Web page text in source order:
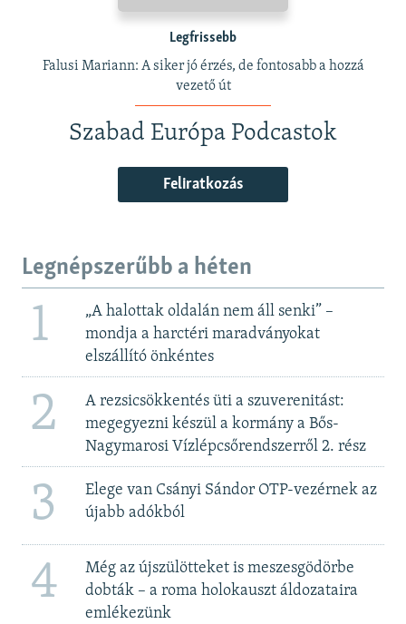
Legfrissebb
Falusi Mariann: A siker jó érzés, de fontosabb a hozzá
vezető út
Szabad Európa Podcastok
Feliratkozás
Legnépszerűbb a héten
1
„A halottak oldalán nem áll senki” –
mondja a harctéri maradványokat
elszállító önkéntes
2
A rezsicsökkentés üti a szuverenitást:
megegyezni készül a kormány a Bős-
Nagymarosi Vízlépcsőrendszerről 2. rész
3
Elege van Csányi Sándor OTP-vezérnek az
újabb adókból
4
Még az újszülötteket is meszesgödörbe
dobták – a roma holokauszt áldozataira
emlékezünk